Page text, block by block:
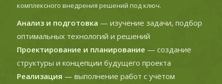
комплексного внедрения решений под ключ.
Анализ и подготовка — изучение задачи, подбор
оптимальных технологий и решений
Проектирование и планирование — создание
структуры и концепции будущего проекта
Реализация — выполнение работ с учётом